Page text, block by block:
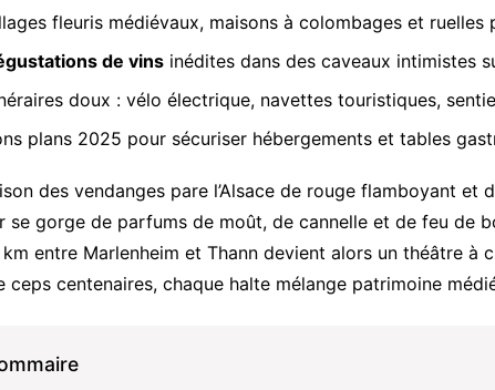
fleuris médiévaux, maisons à colombages et
de vins inédites dans des caveaux intimistes
doux : vélo électrique, navettes touristiques,
plans 2025 pour sécuriser hébergements et tables
des vendanges pare l’Alsace de rouge flamboyant
se gorge de parfums de moût, de cannelle et de feu de
entre Marlenheim et Thann devient alors un théâtre à
ceps centenaires, chaque halte mélange patrimoine